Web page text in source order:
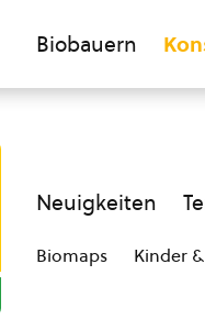
Biobauern
Neuigkeiten
Biomaps Kinder